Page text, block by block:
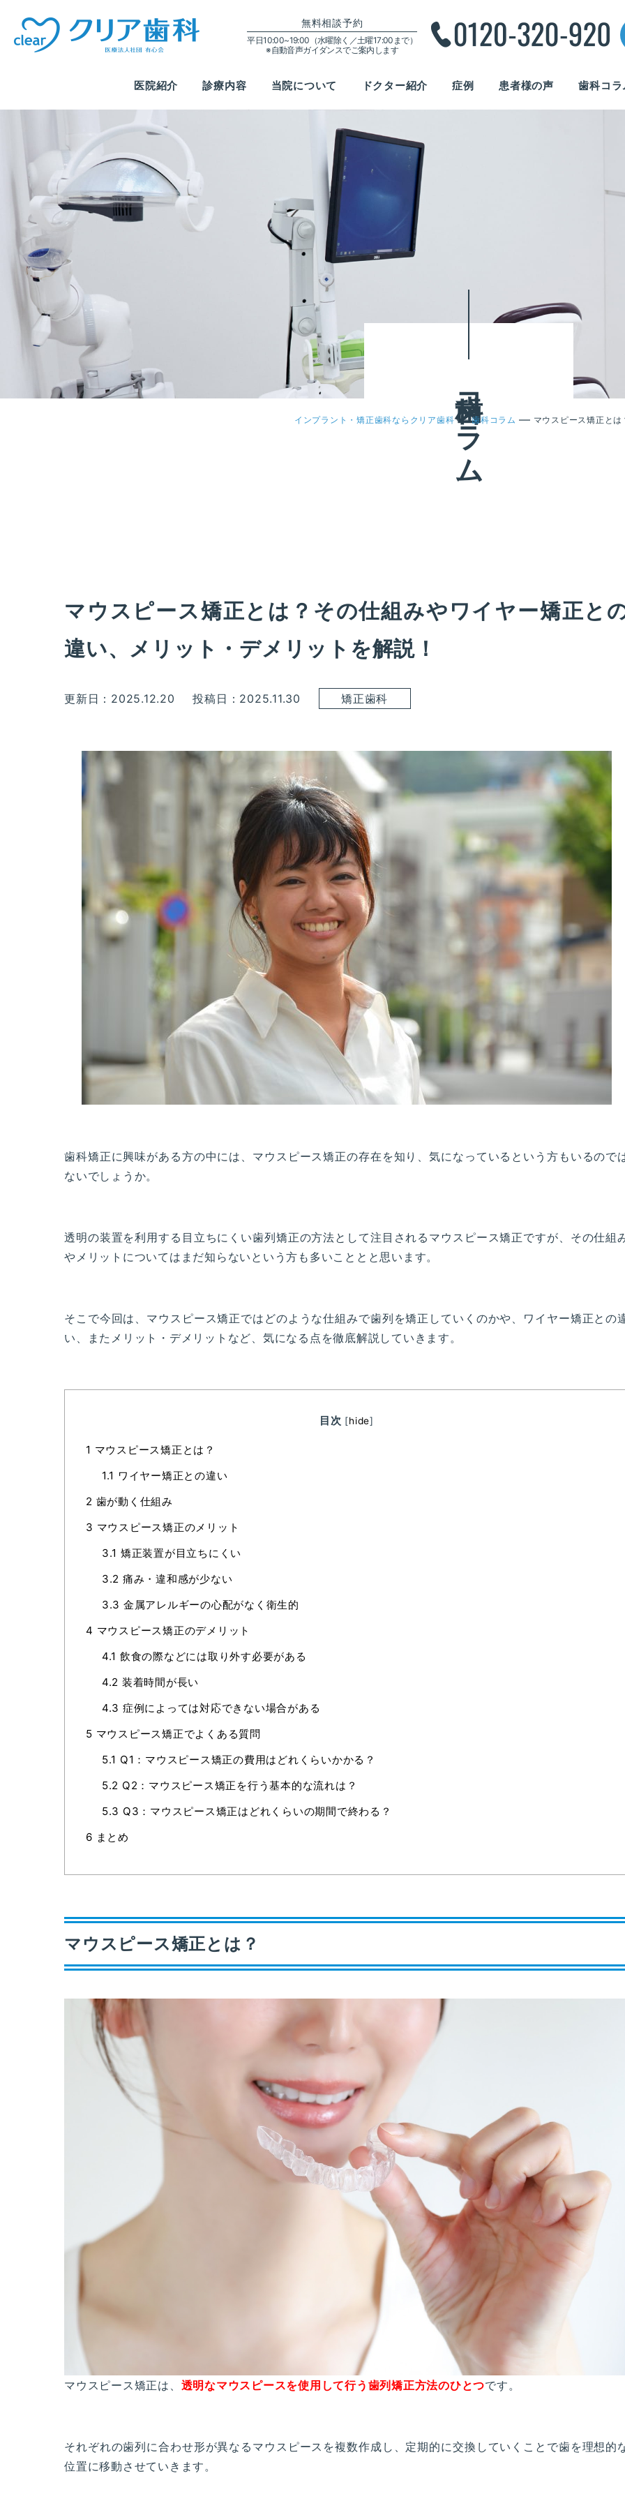
無料相談予約
平日10:00~19:00（水曜除く／土曜17:00まで）
※自動音声ガイダンスでご案内します
医院紹介 診療内容 当院について ドクター紹介 症例 患者様の声 歯科コラ
歯科コラム
インプラント・矯正歯科ならクリア歯科 — 歯科コラム — マウスピース矯正と
マウスピース矯正とは？その仕組みやワイヤー矯正と
違い、メリット・デメリットを解説！
更新日：2025.12.20 投稿日：2025.11.30 矯正歯科
歯科矯正に興味がある方の中には、マウスピース矯正の存在を知り、気になっているという方もいるので
ないでしょうか。
透明の装置を利用する目立ちにくい歯列矯正の方法として注目されるマウスピース矯正ですが、その仕組
やメリットについてはまだ知らないという方も多いこととと思います。
そこで今回は、マウスピース矯正ではどのような仕組みで歯列を矯正していくのかや、ワイヤー矯正との
い、またメリット・デメリットなど、気になる点を徹底解説していきます。
目次 [hide]
1 マウスピース矯正とは？
1.1 ワイヤー矯正との違い
2 歯が動く仕組み
3 マウスピース矯正のメリット
3.1 矯正装置が目立ちにくい
3.2 痛み・違和感が少ない
3.3 金属アレルギーの心配がなく衛生的
4 マウスピース矯正のデメリット
4.1 飲食の際などには取り外す必要がある
4.2 装着時間が長い
4.3 症例によっては対応できない場合がある
5 マウスピース矯正でよくある質問
5.1 Q1：マウスピース矯正の費用はどれくらいかかる？
5.2 Q2：マウスピース矯正を行う基本的な流れは？
5.3 Q3：マウスピース矯正はどれくらいの期間で終わる？
6 まとめ
マウスピース矯正とは？
マウスピース矯正は、 透明なマウスピースを使用して行う歯列矯正方法のひとつです。
それぞれの歯列に合わせ形が異なるマウスピースを複数作成し、定期的に交換していくことで歯を理想的
位置に移動させていきます。